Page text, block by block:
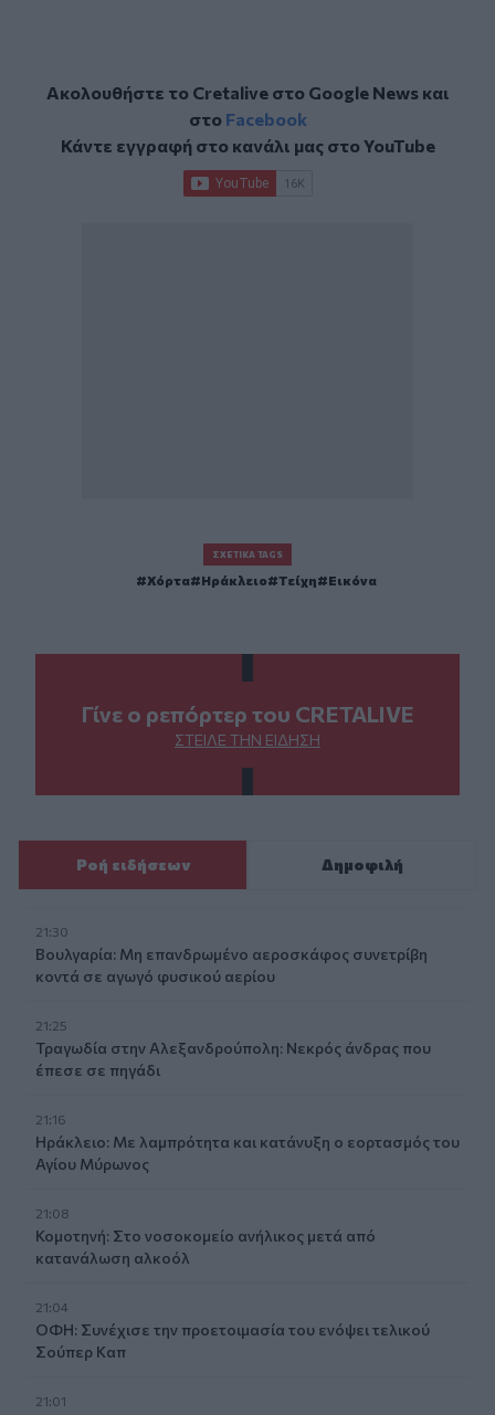
Ακολουθήστε το Cretalive στο Google Newsκαι
στο Facebook
Κάντε εγγραφή στο κανάλι μας στοYouTube
ΣΧΕΤΙΚΆ TAGS
Χόρτα Ηράκλειο Τείχη Εικόνα
Γίνε ο ρεπόρτερ του CRETALIVE
ΣΤΕΊΛΕ ΤΗΝ ΕΊΔΗΣΗ
Ροή ειδήσεων Δημοφιλή
21:30
Βουλγαρία: Μη επανδρωμένο αεροσκάφος συνετρίβη
κοντά σε αγωγό φυσικού αερίου
21:25
Τραγωδία στην Αλεξανδρούπολη: Νεκρός άνδρας που
έπεσε σε πηγάδι
21:16
Ηράκλειο: Με λαμπρότητα και κατάνυξη ο εορτασμός του
Αγίου Μύρωνος
21:08
Κομοτηνή: Στο νοσοκομείο ανήλικος μετά από
κατανάλωση αλκοόλ
21:04
ΟΦΗ: Συνέχισε την προετοιμασία του ενόψει τελικού
Σούπερ Καπ
21:01